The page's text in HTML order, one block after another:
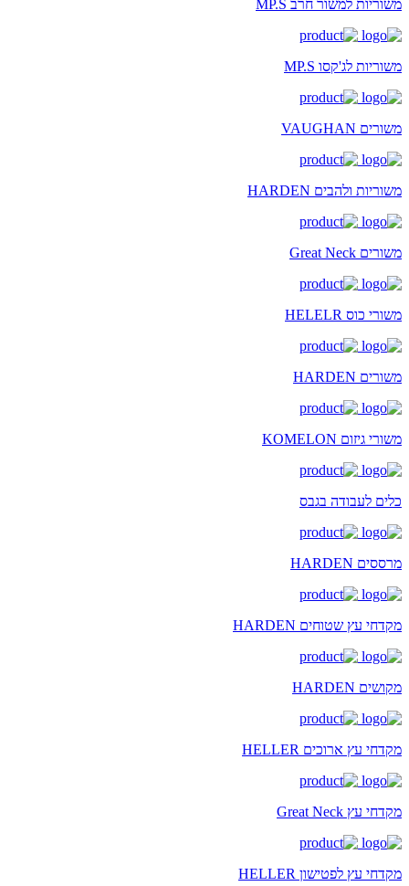
משוריות למשור חרב MP.S
משוריות לג'קסו MP.S
משורים VAUGHAN
משוריות ולהבים HARDEN
משורים Great Neck
משורי כוס HELELR
משורים HARDEN
משורי גיזום KOMELON
כלים לעבודה בגבס
מרססים HARDEN
מקדחי עץ שטוחים HARDEN
מקושים HARDEN
מקדחי עץ ארוכים HELLER
מקדחי עץ Great Neck
מקדחי עץ לפטישון HELLER